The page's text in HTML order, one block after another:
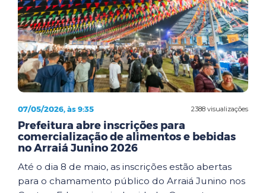
2388 visualizações
07/05/2026, às 9:35
Prefeitura abre inscrições para
comercialização de alimentos e bebidas
no Arraiá Junino 2026
Até o dia 8 de maio, as inscrições estão abertas
para o chamamento público do Arraiá Junino nos